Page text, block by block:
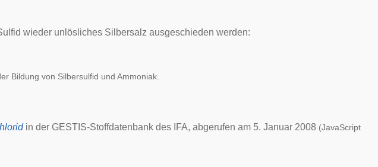
wieder unlösliches Silbersalz ausgeschieden werden:
Bildung von Silbersulfid und Ammoniak.
in der GESTIS-Stoffdatenbank des IFA, abgerufen am 5. Januar 2008 (JavaScript